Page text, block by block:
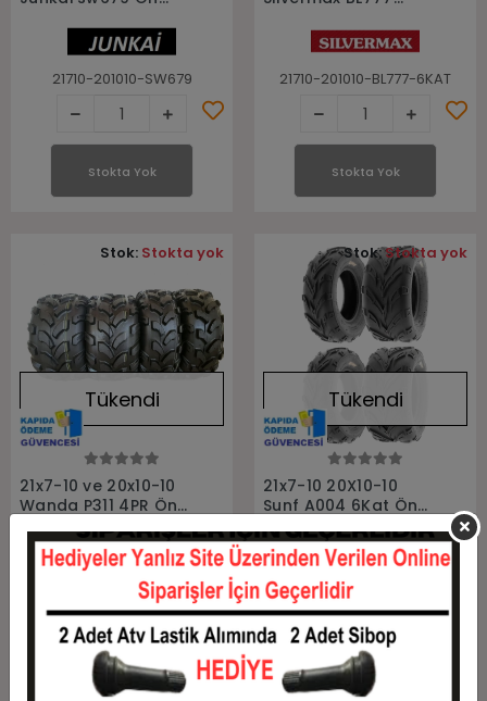
Atv Lastiği
21710-201010-SW679
Stokta Yok
Atv Lastiği
21710-201010-BL777-6KAT
Stokta Yok
Stokta Yok
Tükendi
21x7-10 ve 20x10-10
Wanda P311 4PR Ön
Lastiği
SETA-21710-201010-P311
Stok: Stokta yok
Stokta Yok
Stokta Yok
Tükendi
21x7-10 20X10-10
Sunf A004 6Kat Ön
Lastiği
SETA-21710-201010-SA004
Stok:Stokta yok
Stokta Yok